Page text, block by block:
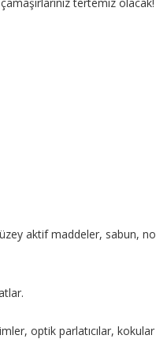
aktif maddeler, sabun,
optik parlatıcılar,